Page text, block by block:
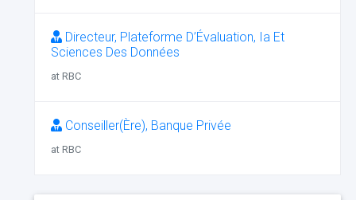
Directeur, Plateforme D’Évaluation, Ia Et
Sciences Des Données
at RBC
Conseiller(Ère), Banque Privée
at RBC